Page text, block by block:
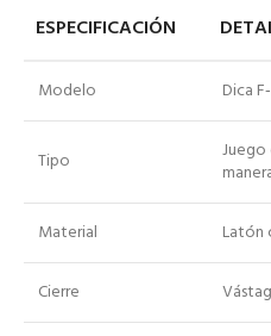
ESPECIFICACIÓN
Modelo Dica
Tipo
Juego
Material Latón
Cierre